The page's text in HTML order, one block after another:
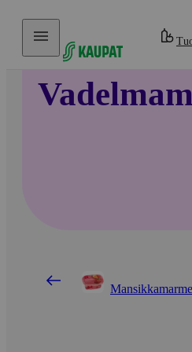
Hyppää sisältöön